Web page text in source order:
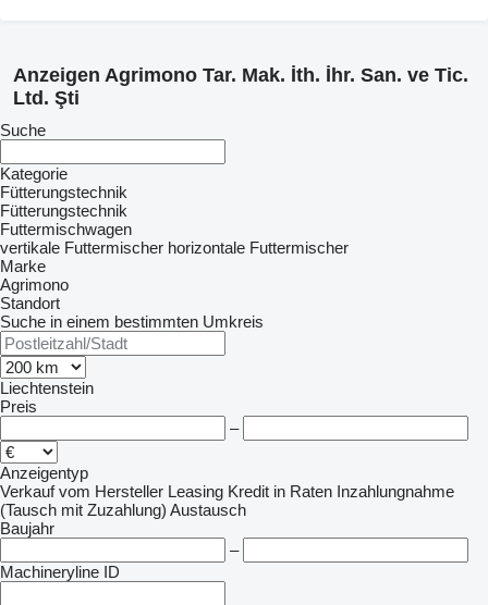
Anzeigen Agrimono Tar. Mak. İth. İhr. San. ve Tic.
Ltd. Şti
Suche
Kategorie
Fütterungstechnik
Fütterungstechnik
Futtermischwagen
vertikale Futtermischer horizontale Futtermischer
Marke
Agrimono
Standort
Suche in einem bestimmten Umkreis
Liechtenstein
Preis
–
Anzeigentyp
Verkauf vom Hersteller Leasing Kredit in Raten Inzahlungnahme
(Tausch mit Zuzahlung) Austausch
Baujahr
–
Machineryline ID